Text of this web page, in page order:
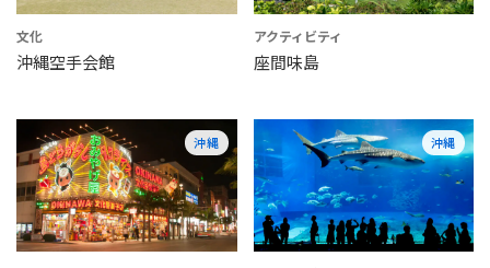
文化
沖縄空手会館
アクティビティ
座間味島
沖縄 沖縄